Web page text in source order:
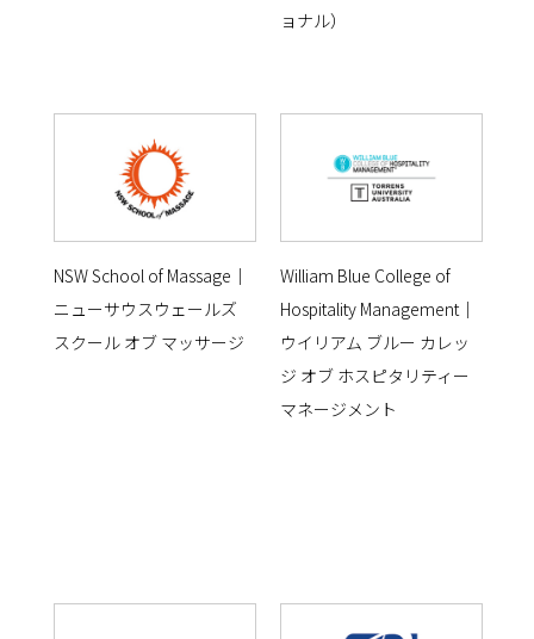
ョナル）
NSW School of Massage｜
ニューサウスウェールズ
スクール オブ マッサージ
William Blue College of
Hospitality Management｜
ウイリアム ブルー カレッ
ジ オブ ホスピタリティー
マネージメント